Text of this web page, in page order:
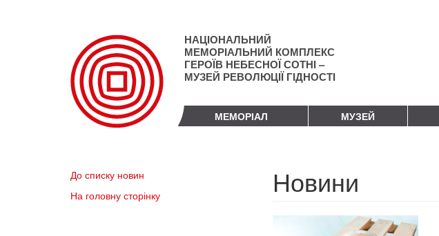
НАЦІОНАЛЬНИЙ
МЕМОРІАЛЬНИЙ КОМПЛЕКС
ГЕРОЇВ НЕБЕСНОЇ СОТНІ –
МУЗЕЙ РЕВОЛЮЦІЇ ГІДНОСТІ
МЕМОРІАЛ МУЗЕЙ
До списку новин
На головну сторінку
Новини